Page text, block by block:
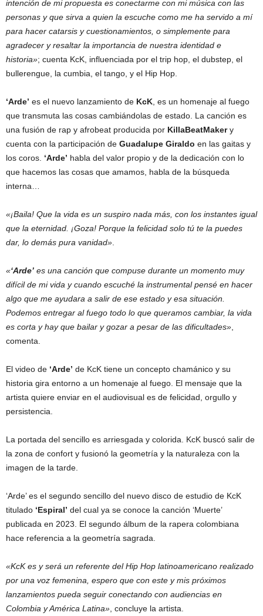
intención de mi propuesta es conectarme con mi música con las
personas y que sirva a quien la escuche como me ha servido a mí
para hacer catarsis y cuestionamientos, o simplemente para
agradecer y resaltar la importancia de nuestra identidad e
historia»; cuenta KcK, influenciada por el trip hop, el dubstep, el
bullerengue, la cumbia, el tango, y el Hip Hop.
‘Arde’ es el nuevo lanzamiento de KcK , es un homenaje al fuego
que transmuta las cosas cambiándolas de estado. La canción es
una fusión de rap y afrobeat producida por KillaBeatMakery
cuenta con la participación de Guadalupe Giraldo en las gaitas y
los coros. ‘Arde’ habla del valor propio y de la dedicación con lo
que hacemos las cosas que amamos, habla de la búsqueda
interna…
«¡Baila! Que la vida es un suspiro nada más, con los instantes igual
que la eternidad. ¡Goza! Porque la felicidad solo tú te la puedes
dar, lo demás pura vanidad»
«‘Arde’ es una canción que compuse durante un momento muy
difícil de mi vida y cuando escuché la instrumental pensé en hacer
algo que me ayudara a salir de ese estado y esa situación.
Podemos entregar al fuego todo lo que queramos cambiar, la vida
es corta y hay que bailar y gozar a pesar de las dificultades»
comenta.
El video de ‘Arde’ de KcK tiene un concepto chamánico y su
historia gira entorno a un homenaje al fuego. El mensaje que la
artista quiere enviar en el audiovisual es de felicidad, orgullo y
persistencia.
La portada del sencillo es arriesgada y colorida. KcK buscó salir de
la zona de confort y fusionó la geometría y la naturaleza con la
imagen de la tarde.
‘Arde’ es el segundo sencillo del nuevo disco de estudio de KcK
titulado ‘Espiral’ del cual ya se conoce la canción ‘Muerte’
publicada en 2023. El segundo álbum de la rapera colombiana
hace referencia a la geometría sagrada.
«KcK es y será un referente del Hip Hop latinoamericano realizado
por una voz femenina, espero que con este y mis próximos
lanzamientos pueda seguir conectando con audiencias en
Colombia y América Latina» , concluye la artista.